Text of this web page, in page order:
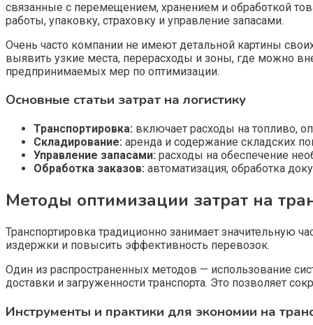
связанные с перемещением, хранением и обработкой
работы, упаковку, страховку и управление запасами.
Очень часто компании не имеют детальной картины
выявить узкие места, перерасходы и зоны, где можно
предпринимаемых мер по оптимизации.
Основные статьи затрат на логистику
Транспортировка: включает расходы на топливо,
Складирование: аренда и содержание складских
Управление запасами: расходы на обеспечение
Обработка заказов: автоматизация, обработка
Методы оптимизации затрат на
Транспортировка традиционно занимает значительную
издержки и повысить эффективность перевозок.
Один из распространенных методов — использование
доставки и загруженности транспорта. Это позволяет
Инструменты и практики для экономии на